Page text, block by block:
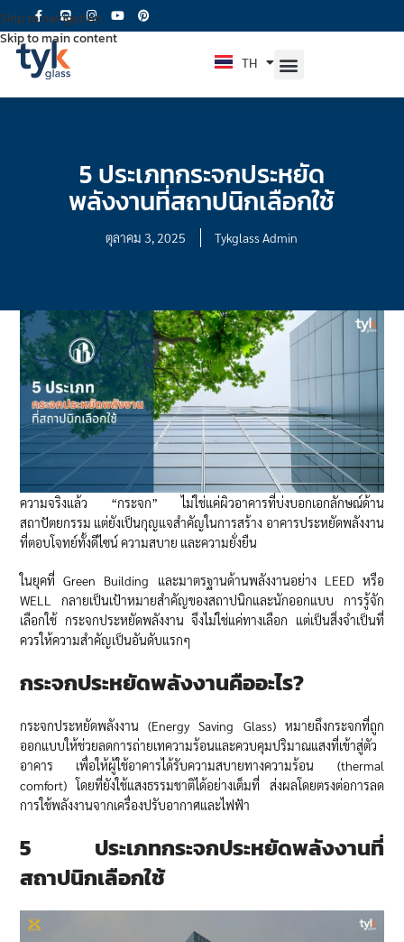
Skip to navigation
Skip to main content
TH
EN
5 ประเภทกระจกประหยัด
พลังงานที่สถาปนิกเลือกใช้
ตุลาคม 3, 2025 Tykglass Admin
ความจริงแล้ว “กระจก” ไม่ใช่แค่ผิวอาคารที่บ่งบอกเอกลักษณ์ด้าน
สถาปัตยกรรม แต่ยังเป็นกุญแจสำคัญในการสร้าง อาคารประหยัดพลังงาน
ที่ตอบโจทย์ทั้งดีไซน์ ความสบาย และความยั่งยืน
ในยุคที่ Green Building และมาตรฐานด้านพลังงานอย่าง LEED หรือ
WELL กลายเป็นเป้าหมายสำคัญของสถาปนิกและนักออกแบบ การรู้จัก
เลือกใช้ กระจกประหยัดพลังงาน จึงไม่ใช่แค่ทางเลือก แต่เป็นสิ่งจำเป็นที่
ควรให้ความสำคัญเป็นอันดับแรกๆ
กระจกประหยัดพลังงานคืออะไร?
กระจกประหยัดพลังงาน (Energy Saving Glass) หมายถึงกระจกที่ถูก
ออกแบบให้ช่วยลดการถ่ายเทความร้อนและควบคุมปริมาณแสงที่เข้าสู่ตัว
อาคาร เพื่อให้ผู้ใช้อาคารได้รับความสบายทางความร้อน (thermal
comfort) โดยที่ยังใช้แสงธรรมชาติได้อย่างเต็มที่ ส่งผลโดยตรงต่อการลด
การใช้พลังงานจากเครื่องปรับอากาศและไฟฟ้า
5 ประเภทกระจกประหยัดพลังงานที่
สถาปนิกเลือกใช้